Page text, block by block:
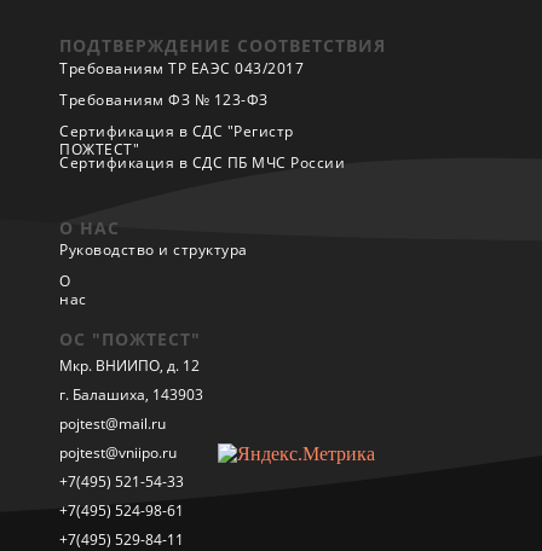
ОС "ПОЖТЕСТ"
Мкр. ВНИИПО, д. 12
г. Балашиха, 143903
ПОДТВЕРЖДЕНИЕ СООТВЕТСТВИЯ
Требованиям ТР ЕАЭС 043/2017
О НАС
Руководство и структура
Требованиям ФЗ № 123-ФЗ
Сертификация в СДС "Регистр
ПОЖТЕСТ"
Сертификация в СДС ПБ МЧС России
О
нас
pojtest@mail.ru
+7(495) 521-54-33
pojtest@vniipo.ru
+7(495) 529-84-11
+7(495) 524-98-61